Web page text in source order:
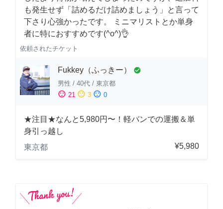
も発生せず「詰めるだけ詰めましょう」と言って
下さり心強かったです。 ミニマリストとか単身
者に特におすすめです(^o^)👌
依頼されたチケット
Fukkey（ふっきー） check_circle
男性 / 40代 / 東京都
sentiment_satisfied 21 sentiment_neutral 3 sentiment_dissatisfied 0
★注目★なんと5,980円〜！軽バンでの運搬＆単
身引っ越し
東京都
¥5,980